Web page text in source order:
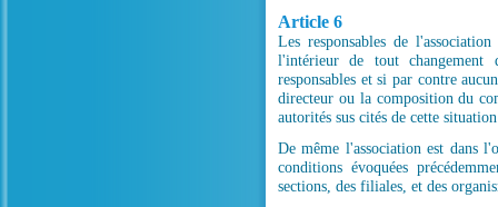
Article 6
Les responsables de
l'intérieur de tout
responsables et si par contre
directeur ou la composition du
autorités sus cités de cette
De même l'association est dans
conditions évoquées
sections, des filiales, et des